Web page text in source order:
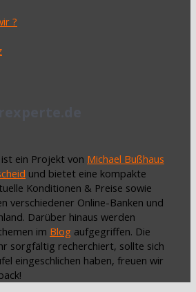
?
ein Projekt von Michael Bußhaus
und bietet eine kompakte
Konditionen & Preise sowie
verschiedener Online-Banken und
Darüber hinaus werden
im Blog aufgegriffen. Die
sorgfältig recherchiert, sollte sich
eingeschlichen haben, freuen wir